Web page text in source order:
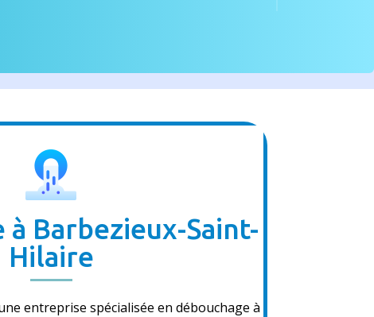
à Barbezieux-Saint-
Hilaire
entreprise spécialisée en débouchage à